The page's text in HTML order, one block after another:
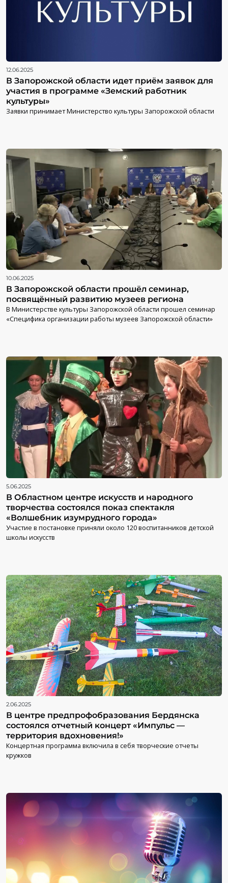
12.06.2025
В Запорожской области идет приём заявок для
участия в программе «Земский работник
культуры»
Заявки принимает Министерство культуры Запорожской области
10.06.2025
В Запорожской области прошёл семинар,
посвящённый развитию музеев региона
В Министерстве культуры Запорожской области прошел семинар
«Специфика организации работы музеев Запорожской области»
5.06.2025
В Областном центре искусств и народного
творчества состоялся показ спектакля
«Волшебник изумрудного города»
Участие в постановке приняли около 120 воспитанников детской
школы искусств
2.06.2025
В центре предпрофобразования Бердянска
состоялся отчетный концерт «Импульс —
территория вдохновения!»
Концертная программа включила в себя творческие отчеты
кружков